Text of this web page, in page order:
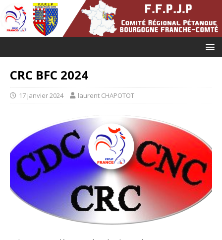
CRC BFC 2024
17 janvier 2024 laurent CHAPOTOT